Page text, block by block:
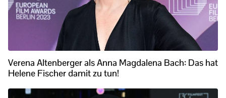
Verena Altenberger als Anna Magdalena Bach: Das hat
Helene Fischer damit zu tun!